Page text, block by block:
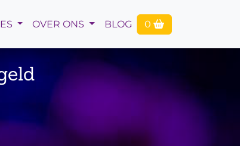
OVER ONS BLOG 0